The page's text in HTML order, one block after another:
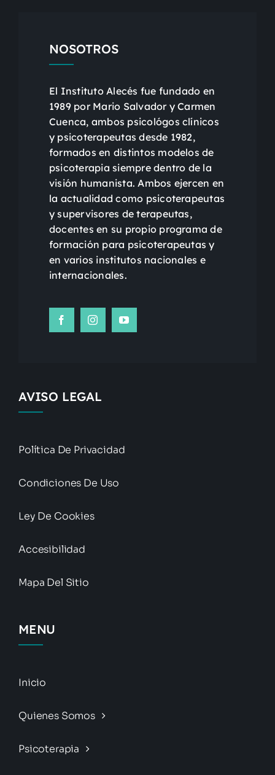
NOSOTROS
El Instituto Alecés fue fundado en
1989 por Mario Salvador y Carmen
Cuenca, ambos psicológos clínicos
y psicoterapeutas desde 1982,
formados en distintos modelos de
psicoterapia siempre dentro de la
visión humanista. Ambos ejercen en
la actualidad como psicoterapeutas
y supervisores de terapeutas,
docentes en su propio programa de
formación para psicoterapeutas y
en varios institutos nacionales e
internacionales.
AVISO LEGAL
Política De Privacidad
Condiciones De Uso
Ley De Cookies
Accesibilidad
Mapa Del Sitio
MENU
Inicio
Quienes Somos
Psicoterapia